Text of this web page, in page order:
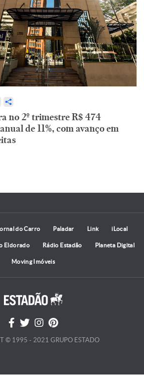
no 2º trimestre R$ 474
de 11%, com avanço em
do Carro Paladar Link iLocal
Eldorado Rádio Estadão Planeta Digital
Moving Imóveis
© 1995 - 2021 GRUPO ESTADO